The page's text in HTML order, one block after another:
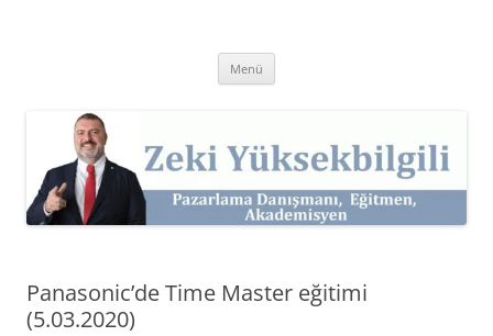
Kişisel Web Sitesi.
Menü
Panasonic’de Time Master eğitimi
(5.03.2020)